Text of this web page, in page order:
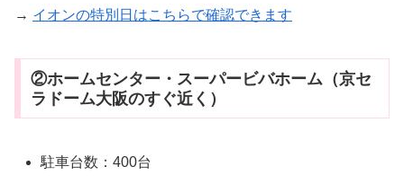
→ イオンの特別日はこちらで確認できます
②ホームセンター・スーパービバホーム（京セ
ラドーム大阪のすぐ近く）
駐車台数：400台